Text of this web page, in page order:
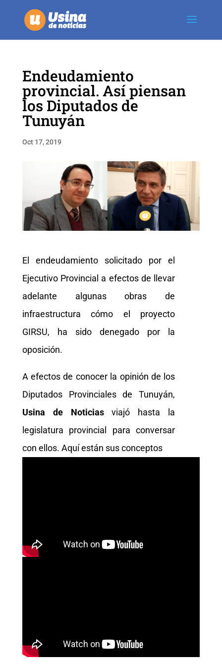
Endeudamiento
provincial. Así piensan
los Diputados de
Tunuyán
Oct 17, 2019
El endeudamiento solicitado por el
Ejecutivo Provincial a efectos de llevar
adelante algunas obras de
infraestructura cómo el proyecto
GIRSU, ha sido denegado por la
oposición.
A efectos de conocer la opinión de los
Diputados Provinciales de Tunuyán,
Usina de Noticiasviajó hasta la
legislatura provincial para conversar
con ellos. Aquí están sus conceptos